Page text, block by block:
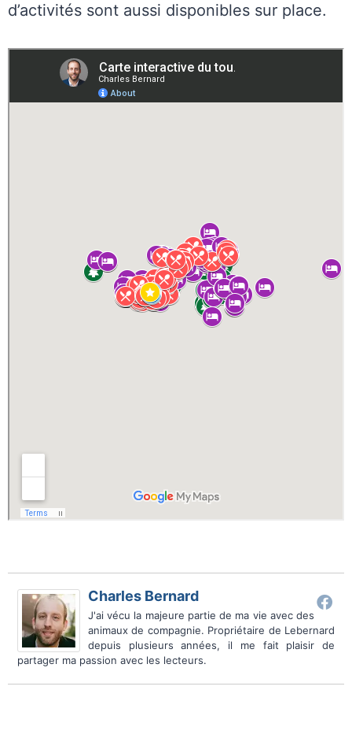
d’activités sont aussi disponibles sur place.
Charles Bernard
J'ai vécu la majeure partie de ma vie avec des
animaux de compagnie. Propriétaire de Lebernard
depuis plusieurs années, il me fait plaisir de
partager ma passion avec les lecteurs.